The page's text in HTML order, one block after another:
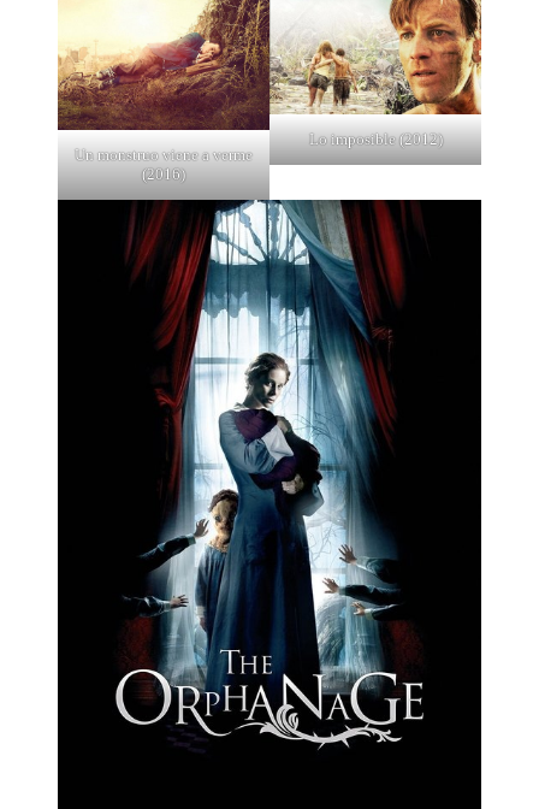
Un monstruo viene a verme
(2016)
Lo imposible (2012)